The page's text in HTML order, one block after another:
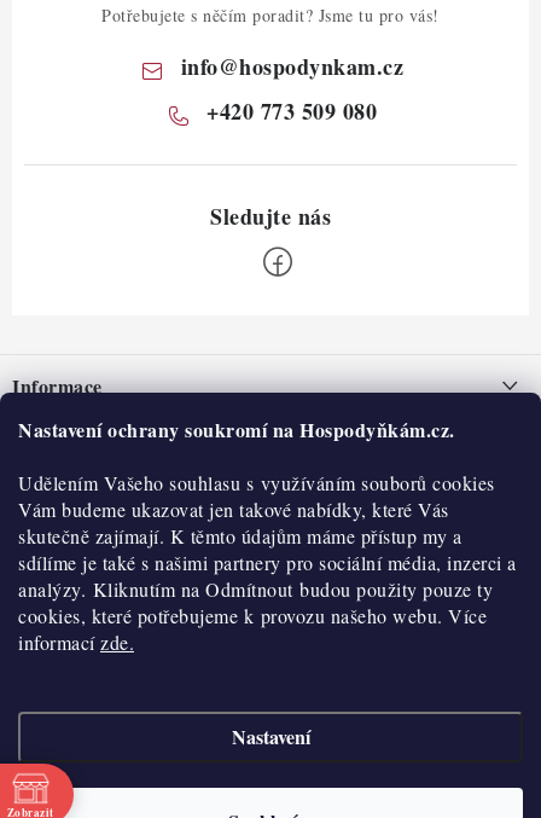
Nastavení ochrany soukromí na Hospodyňkám.cz.
Udělením Vašeho souhlasu s využíváním souborů cookies
Vám budeme ukazovat jen takové nabídky, které Vás
skutečně zajímají. K těmto údajům máme přístup my a
sdílíme je také s našimi partnery pro sociální média, inzerci a
analýzy. Kliknutím na Odmítnout budou použity pouze ty
cookies, které potřebujeme k provozu našeho webu. Více
informacízde.
Nastavení
Potřebujete s něčím poradit? Jsme tu pro vás!
info@hospodynkam.cz
+420 773 509 080
pInformace
Nepřevzetí zásilky na dobírku
Obchodní podmínky
Hodnocení obchodu
Blog
Moje objednávka
O nás
Historie
Kontakty
O nákupu
Reklamace a vratky
Výdejní místa
Velkoobchod
Copyright 2026
cookies
Zobrazit